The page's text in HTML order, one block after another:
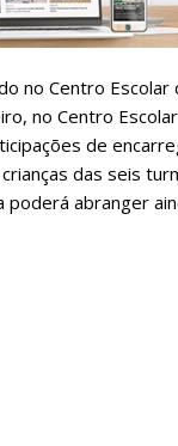
no Centro
no Centro
de
das seis
abranger